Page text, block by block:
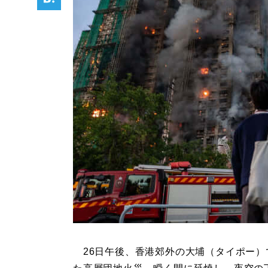
26日午後、香港郊外の大埔（タイポー）